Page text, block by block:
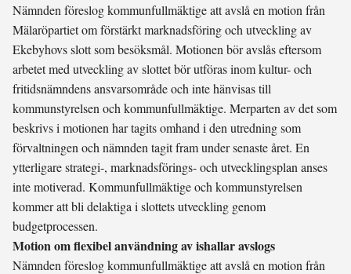
Nämnden föreslog kommunfullmäktige att avslå en motion från
Mälaröpartiet om förstärkt marknadsföring och utveckling av
Ekebyhovs slott som besöksmål. Motionen bör avslås eftersom
arbetet med utveckling av slottet bör utföras inom kultur- och
fritidsnämndens ansvarsområde och inte hänvisas till
kommunstyrelsen och kommunfullmäktige. Merparten av det som
beskrivs i motionen har tagits omhand i den utredning som
förvaltningen och nämnden tagit fram under senaste året. En
ytterligare strategi-, marknadsförings- och utvecklingsplan anses
inte motiverad. Kommunfullmäktige och kommunstyrelsen
kommer att bli delaktiga i slottets utveckling genom
budgetprocessen.
Motion om flexibel användning av ishallar avslogs
Nämnden föreslog kommunfullmäktige att avslå en motion från